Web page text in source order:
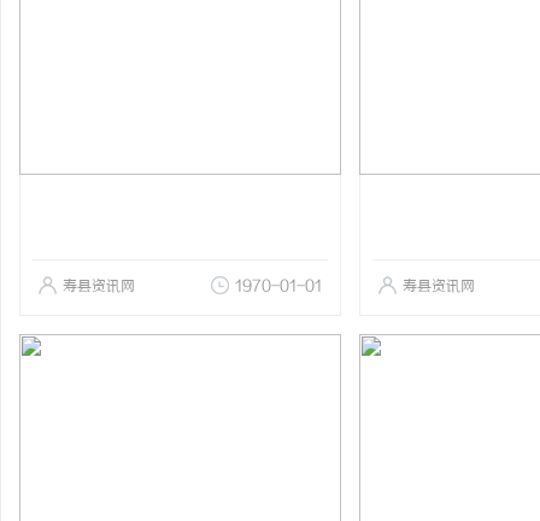
寿县资讯网 1970-01-01 寿县资讯网